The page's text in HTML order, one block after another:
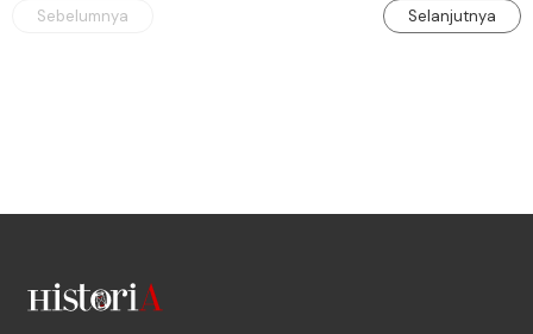
Sebelumnya Selanjutnya